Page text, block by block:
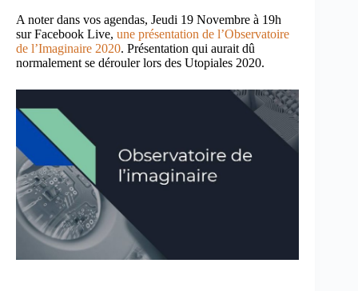
A noter dans vos agendas, Jeudi 19 Novembre à 19h
sur Facebook Live, une présentation de l’Observatoire
de l’Imaginaire 2020. Présentation qui aurait dû
normalement se dérouler lors des Utopiales 2020.